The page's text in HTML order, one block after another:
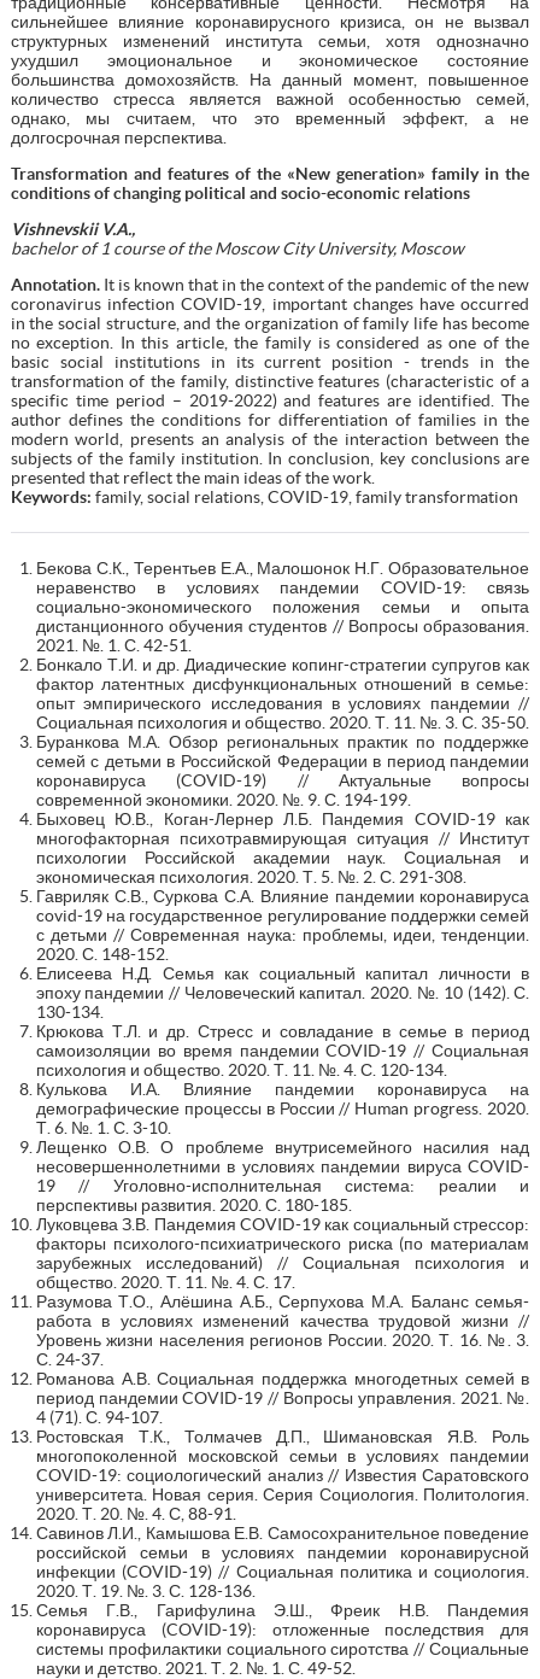
сильнейшее влияние коронавирусного кризиса, он не вызвал
структурных изменений института семьи, хотя однозначно
ухудшил эмоциональное и экономическое состояние
большинства домохозяйств. На данный момент, повышенное
количество стресса является важной особенностью семей,
однако, мы считаем, что это временный эффект, а не
долгосрочная перспектива.
Transformation and features of the «New generation» family in the
conditions of changing political and socio-economic relations
Vishnevskii V.A.,
bachelor of 1 course of the Moscow City University, Moscow
Annotation.It is known that in the context of the pandemic of the new
coronavirus infection COVID-19, important changes have occurred
in the social structure, and the organization of family life has become
no exception. In this article, the family is considered as one of the
basic social institutions in its current position - trends in the
transformation of the family, distinctive features (characteristic of a
specific time period – 2019-2022) and features are identified. The
author defines the conditions for differentiation of families in the
modern world, presents an analysis of the interaction between the
subjects of the family institution. In conclusion, key conclusions are
presented that reflect the main ideas of the work.
Keywords: family, social relations, COVID-19, family transformation
Бекова С.К., Терентьев Е.А., Малошонок Н.Г. Образовательное
неравенство в условиях пандемии COVID-19: связь
социально-экономического положения семьи и опыта
дистанционного обучения студентов // Вопросы образования.
2021. №. 1. С. 42-51.
Бонкало Т.И. и др. Диадические копинг-стратегии супругов как
фактор латентных дисфункциональных отношений в семье:
опыт эмпирического исследования в условиях пандемии //
Социальная психология и общество. 2020. Т. 11. №. 3. С. 35-50.
Буранкова М.А. Обзор региональных практик по поддержке
семей с детьми в Российской Федерации в период пандемии
коронавируса (COVID-19) // Актуальные вопросы
современной экономики. 2020. №. 9. С. 194-199.
Быховец Ю.В., Коган-Лернер Л.Б. Пандемия COVID-19 как
многофакторная психотравмирующая ситуация // Институт
психологии Российской академии наук. Социальная и
экономическая психология. 2020. Т. 5. №. 2. С. 291-308.
Гавриляк С.В., Суркова С.А. Влияние пандемии коронавируса
covid-19 на государственное регулирование поддержки семей
с детьми // Современная наука: проблемы, идеи, тенденции.
2020. С. 148-152.
Елисеева Н.Д. Семья как социальный капитал личности в
эпоху пандемии // Человеческий капитал. 2020. №. 10 (142). С.
130-134.
Крюкова Т.Л. и др. Стресс и совладание в семье в период
самоизоляции во время пандемии COVID-19 // Социальная
психология и общество. 2020. Т. 11. №. 4. С. 120-134.
Кулькова И.А. Влияние пандемии коронавируса на
демографические процессы в России // Human progress. 2020.
Т. 6. №. 1. С. 3-10.
Лещенко О.В. О проблеме внутрисемейного насилия над
несовершеннолетними в условиях пандемии вируса COVID-
19 // Уголовно-исполнительная система: реалии и
перспективы развития. 2020. С. 180-185.
Луковцева З.В. Пандемия COVID-19 как социальный стрессор:
факторы психолого-психиатрического риска (по материалам
зарубежных исследований) // Социальная психология и
общество. 2020. Т. 11. №. 4. С. 17.
Разумова Т.О., Алёшина А.Б., Серпухова М.А. Баланс семья-
работа в условиях изменений качества трудовой жизни //
Уровень жизни населения регионов России. 2020. Т. 16. №. 3.
С. 24-37.
Романова А.В. Социальная поддержка многодетных семей в
период пандемии COVID-19 // Вопросы управления. 2021. №.
4 (71). С. 94-107.
Ростовская Т.К., Толмачев Д.П., Шимановская Я.В. Роль
многопоколенной московской семьи в условиях пандемии
COVID-19: социологический анализ // Известия Саратовского
университета. Новая серия. Серия Социология. Политология.
2020. Т. 20. №. 4. С, 88-91.
Савинов Л.И., Камышова Е.В. Самосохранительное поведение
российской семьи в условиях пандемии коронавирусной
инфекции (COVID-19) // Социальная политика и социология.
2020. Т. 19. №. 3. С. 128-136.
Семья Г.В., Гарифулина Э.Ш., Фреик Н.В. Пандемия
коронавируса (COVID-19): отложенные последствия для
системы профилактики социального сиротства // Социальные
науки и детство. 2021. Т. 2. №. 1. С. 49-52.